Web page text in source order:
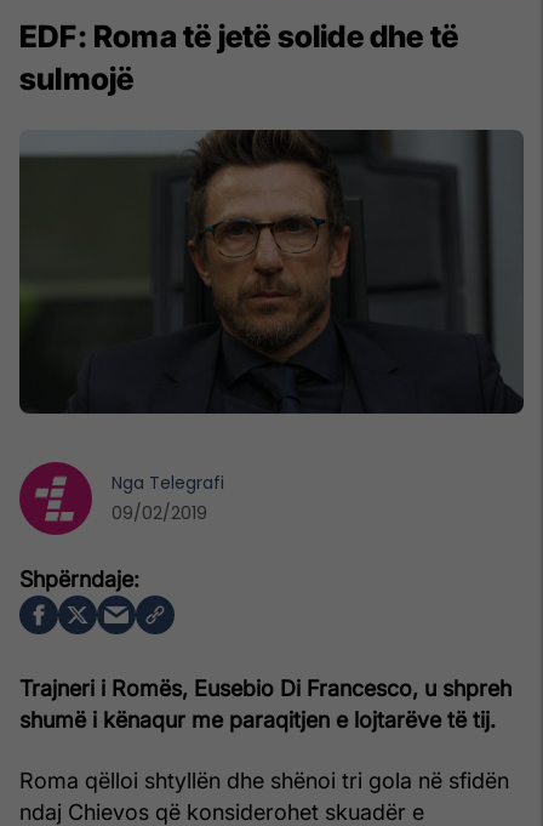
EDF: Roma të jetë solide dhe të
sulmojë
Trajneri i Romës, Eusebio Di Francesco, u shpreh
shumë i kënaqur me paraqitjen e lojtarëve të tij.
Roma qëlloi shtyllën dhe shënoi tri gola në sfidën
ndaj Chievos që konsiderohet skuadër e
Nga Telegrafi
09/02/2019